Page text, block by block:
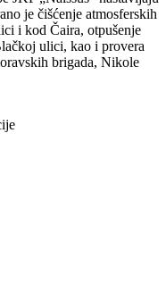
je čišćenje atmosferskih
i kod Čaira, otpušenje
ulici, kao i provera
brigada, Nikole